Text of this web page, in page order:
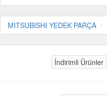
MITSUBISHI YEDEK PARÇA
İndirimli Ürünler